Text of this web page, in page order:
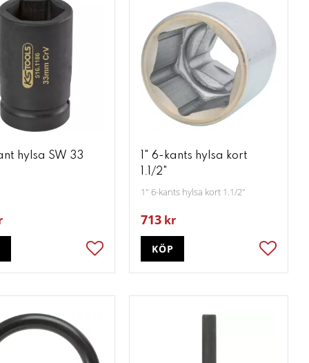
hylsa SW 33
Lägg till i favoriter
1" 6-kants hylsa kort
1.1/2"
1" 6-kants hylsa kort 1.1/2"
713 kr
Lägg
KÖP